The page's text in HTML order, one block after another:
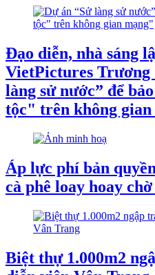
Đạo diễn, nhà sáng
VietPictures Trương
làng sử nước” để
tộc" trên không
Áp lực phí bản
cà phê loay hoay
Biệt thự 1.000m2